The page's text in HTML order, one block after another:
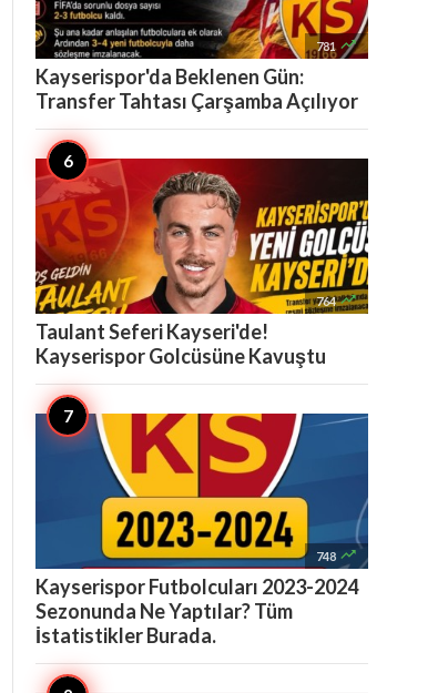
781 
Kayserispor'da Beklenen Gün:
Transfer Tahtası Çarşamba Açılıyor
764 
Taulant Seferi Kayseri'de!
Kayserispor Golcüsüne Kavuştu
748 
Kayserispor Futbolcuları 2023-2024
Sezonunda Ne Yaptılar? Tüm
İstatistikler Burada.